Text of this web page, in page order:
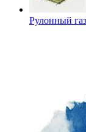
Рулонный